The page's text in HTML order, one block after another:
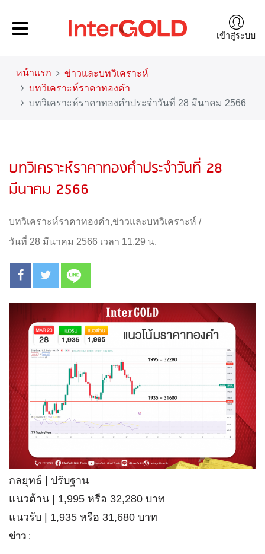
เข้าสู่ระบบ
หน้าแรก
ข่าวและบทวิเคราะห์
บทวิเคราะห์ราคาทองคำ
บทวิเคราะห์ราคาทองคำประจำวันที่ 28 มีนาคม 2566
บทวิเคราะห์ราคาทองคำประจำวันที่ 28
มีนาคม 2566
บทวิเคราะห์ราคาทองคำ,ข่าวและบทวิเคราะห์ /
วันที่ 28 มีนาคม 2566 เวลา 11.29 น.
กลยุทธ์ | ปรับฐาน
แนวต้าน | 1,995 หรือ 32,280 บาท
แนวรับ | 1,935 หรือ 31,680 บาท
ข่าว :